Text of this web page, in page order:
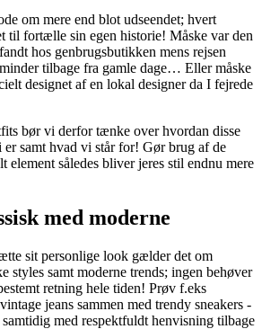
om mere end blot udseendet; hvert
til fortælle sin egen historie! Måske var den
hos genbrugsbutikken mens rejsen
tilbage fra gamle dage… Eller måske
designet af en lokal designer da I fejrede
bør vi derfor tænke over hvordan disse
samt hvad vi står for! Gør brug af de
element således bliver jeres stil endnu mere
med moderne
sit personlige look gælder det om
styles samt moderne trends; ingen behøver
retning hele tiden! Prøv f.eks
jeans sammen med trendy sneakers -
med respektfuldt henvisning tilbage